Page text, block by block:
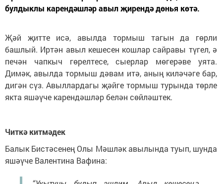
булдыклы карендәшләр авыл җирендә дөнья көтә.
Җәй җитте исә, авылда тормыш тагын да гөрли
башлый. Иртән авыл кешесен кошлар сайравы түгел, ә
печән чапкыч гөрелтесе, сыерлар мөгерәве уята.
Димәк, авылда тормыш дәвам итә, аның киләчәге бар,
дигән сүз. Авыллардагы җәйге тормыш турында төрле
якта яшәүче карендәшләр белән сөйләштек.
Читкә китмәдек
Балык Бистәсенең Олы Мәшләк авылында туып, шунда
яшәүче Валентина Вафина: